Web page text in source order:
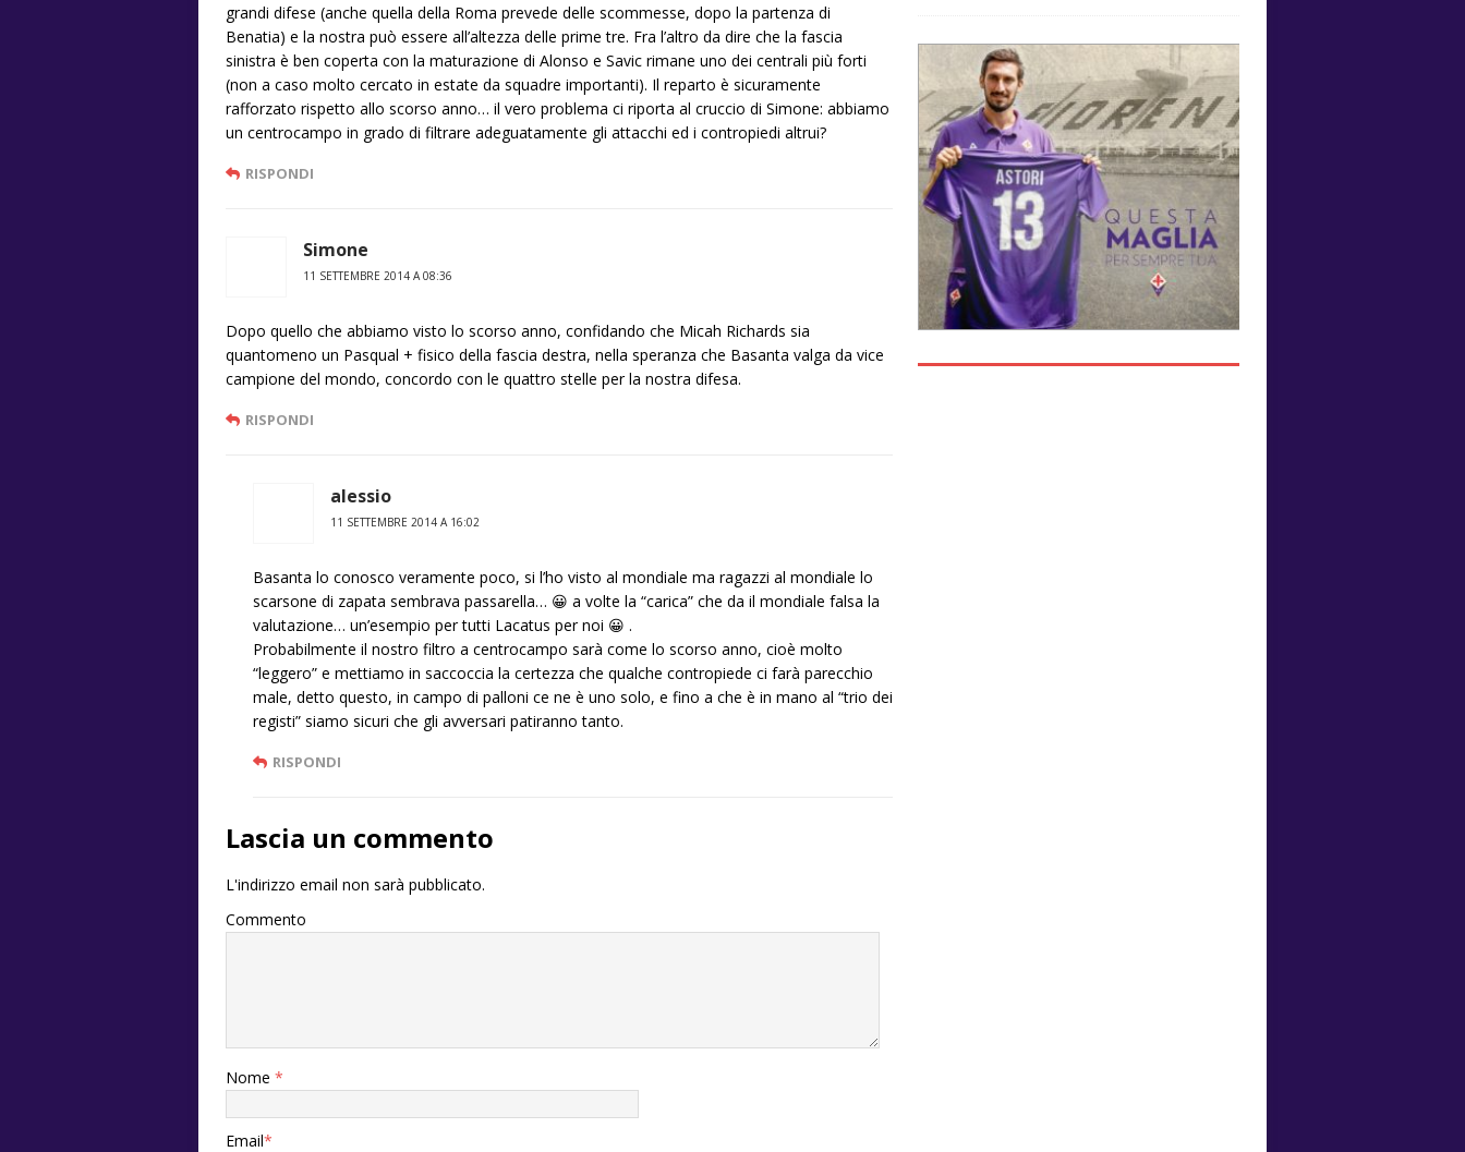
grandi difese (anche quella della Roma prevede delle scommesse, dopo la partenza di
Benatia) e la nostra può essere all’altezza delle prime tre. Fra l’altro da dire che la fascia
sinistra è ben coperta con la maturazione di Alonso e Savic rimane uno dei centrali più forti
(non a caso molto cercato in estate da squadre importanti). Il reparto è sicuramente
rafforzato rispetto allo scorso anno… il vero problema ci riporta al cruccio di Simone: abbiamo
un centrocampo in grado di filtrare adeguatamente gli attacchi ed i contropiedi altrui?
RISPONDI
Simone
11 SETTEMBRE 2014 A 08:36
Dopo quello che abbiamo visto lo scorso anno, confidando che Micah Richards sia
quantomeno un Pasqual + fisico della fascia destra, nella speranza che Basanta valga da vice
campione del mondo, concordo con le quattro stelle per la nostra difesa.
RISPONDI
alessio
11 SETTEMBRE 2014 A 16:02
Basanta lo conosco veramente poco, si l’ho visto al mondiale ma ragazzi al mondiale lo
scarsone di zapata sembrava passarella… 😀 a volte la “carica” che da il mondiale falsa la
valutazione… un’esempio per tutti Lacatus per noi 😀 .
Probabilmente il nostro filtro a centrocampo sarà come lo scorso anno, cioè molto
“leggero” e mettiamo in saccoccia la certezza che qualche contropiede ci farà parecchio
male, detto questo, in campo di palloni ce ne è uno solo, e fino a che è in mano al “trio dei
registi” siamo sicuri che gli avversari patiranno tanto.
RISPONDI
Lascia un commento
L'indirizzo email non sarà pubblicato.
Commento
Nome *
Email*